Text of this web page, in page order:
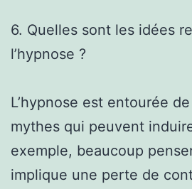
6. Quelles sont les idées
l’hypnose ?
L’hypnose est entourée
mythes qui peuvent
exemple, beaucoup
implique une perte de